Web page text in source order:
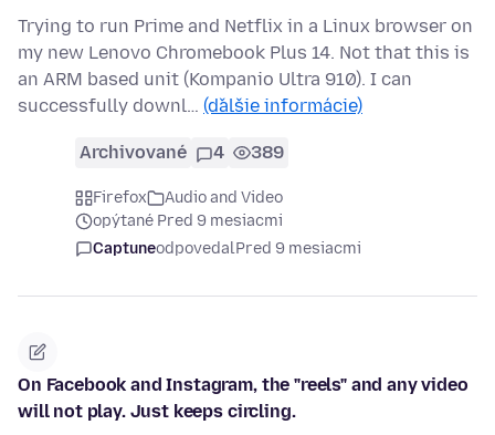
Trying to run Prime and Netflix in a Linux browser on
my new Lenovo Chromebook Plus 14. Not that this is
an ARM based unit (Kompanio Ultra 910). I can
successfully downl… (ďalšie informácie)
Archivované 4 389
Firefox
Audio and Video
opýtané Pred 9 mesiacmi
CaptuneodpovedalPred 9 mesiacmi
On Facebook and Instagram, the "reels" and any video
will not play. Just keeps circling.